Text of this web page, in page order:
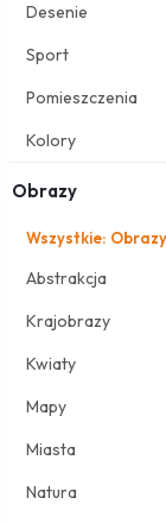
Desenie
Sport
Pomieszczenia
Kolory
Obrazy
Wszystkie: Obrazy
Abstrakcja
Krajobrazy
Kwiaty
Mapy
Miasta
Natura